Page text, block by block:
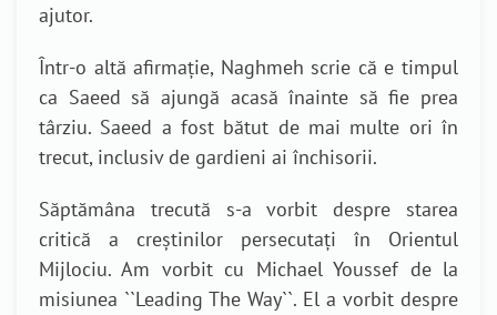
ajutor.
Într-o altă afirmație, Naghmeh scrie că e timpul
ca Saeed să ajungă acasă înainte să fie prea
târziu. Saeed a fost bătut de mai multe ori în
trecut, inclusiv de gardieni ai închisorii.
Săptămâna trecută s-a vorbit despre starea
critică a creștinilor persecutați în Orientul
Mijlociu. Am vorbit cu Michael Youssef de la
misiunea ``Leading The Way``. El a vorbit despre